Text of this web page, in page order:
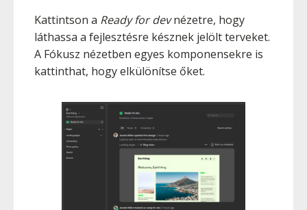
Kattintson a Ready for devnézetre, hogy
láthassa a fejlesztésre késznek jelölt terveket.
A Fókusz nézetben egyes komponensekre is
kattinthat, hogy elkülönítse őket.